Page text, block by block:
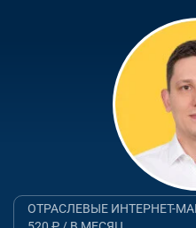
ОТРАСЛЕВЫЕ ИНТЕРНЕТ-